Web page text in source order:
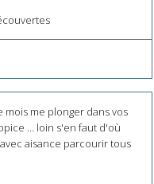
me plonger dans vos
... loin s'en faut d'où
aisance parcourir tous